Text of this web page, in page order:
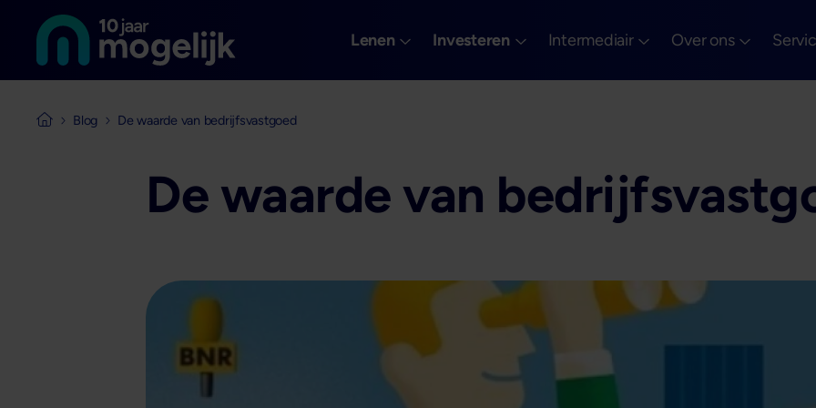
Overslaan en naar de inhoud gaan
Naar de homepage van
Lenen Investeren Intermediair Over ons
Naar de homepage van Mogelijk Vastgoedfinancieringen
Blog De waarde van bedrijfsvastgoed
De waarde van